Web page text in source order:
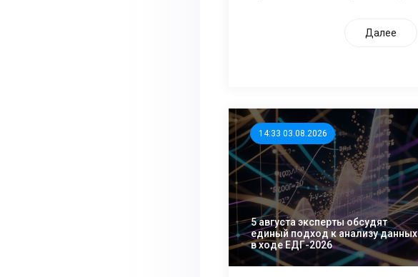
Далее
14:33 03.08.2026
5 августа эксперты обсудят
единый подход к анализу данных
в ходе ЕДГ-2026